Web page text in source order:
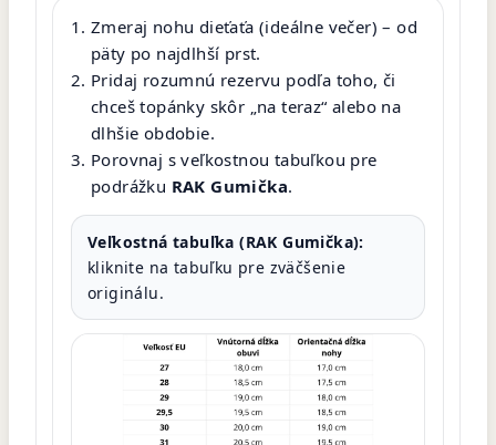
Zmeraj nohu dieťaťa (ideálne večer) – od
päty po najdlhší prst.
Pridaj rozumnú rezervu podľa toho, či
chceš topánky skôr „na teraz“ alebo na
dlhšie obdobie.
Porovnaj s veľkostnou tabuľkou pre
podrážku RAK Gumička.
Veľkostná tabuľka (RAK Gumička):
kliknite na tabuľku pre zväčšenie
originálu.